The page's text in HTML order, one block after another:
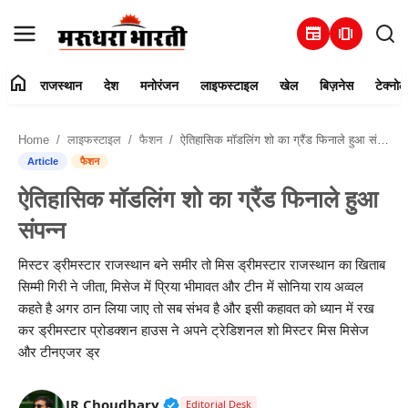
newspaper amp_stories
संपर्क करें
राजस्थान
मनोरंजन
लाइफस्टाइल
home राजस्थान देश मनोरंजन लाइफस्टाइल खेल बिज़नेस
Home लाइफस्टाइल फैशन ऐतिहासिक मॉडलिंग शो का ग्रैंड फिनाले हुआ संपन्न
Article फैशन
ऐतिहासिक मॉडलिंग शो का ग्रैंड फिनाले हुआ
संपन्न
मिस्टर ड्रीमस्टार राजस्थान बने समीर तो मिस ड्रीमस्टार राजस्थान का खिताब
सिम्मी गिरी ने जीता, मिसेज में प्रिया भीमावत और टीन में सोनिया राय अव्वल
कहते है अगर ठान लिया जाए तो सब संभव है और इसी कहावत को ध्यान में रख
कर ड्रीमस्टार प्रोडक्शन हाउस ने अपने ट्रेडिशनल शो मिस्टर मिस मिसेज
और टीनएजर ड्र
JR Choudhary Verified Public Figure • 30 Mar,
Editorial Desk